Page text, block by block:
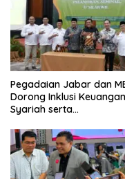
Pegadaian Jabar dan
Dorong Inklusi Keuangan
Syariah serta